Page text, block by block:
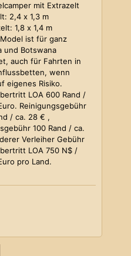
mit Extrazelt
2,4 x 1,3 m
1,8 x 1,4 m
ist für ganz
und Botswana
auch für Fahrten in
wenn
eigenes Risiko.
LOA 600 Rand /
Reinigungsgebühr
/ ca. 28 € ,
100 Rand / ca.
Verleiher Gebühr
LOA 750 N$ /
pro Land.